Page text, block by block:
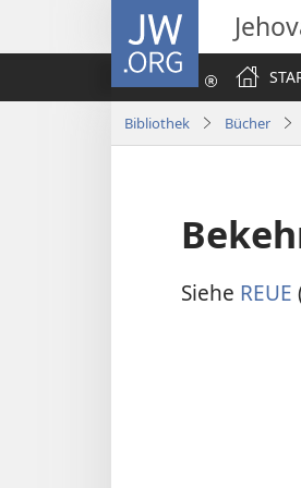
JW.ORG
Bibliothek Bücher
Siehe REUE